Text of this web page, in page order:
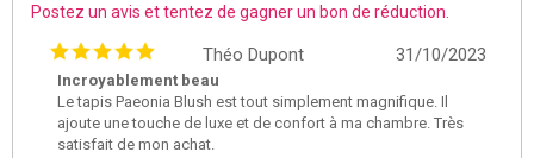
Postez un avis et tentez de gagner un bon de réduction.
31/10/2023
Théo Dupont
Incroyablement beau
Le tapis Paeonia Blush est tout simplement magnifique. Il
ajoute une touche de luxe et de confort à ma chambre. Très
satisfait de mon achat.